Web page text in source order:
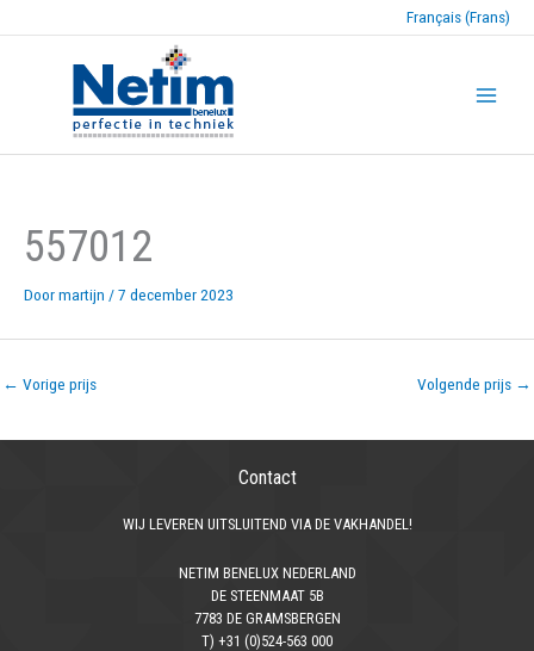
Français (Frans)
557012
Doormartijn /7 december 2023
← Vorige prijs Volgende prijs →
Contact
WIJ LEVEREN UITSLUITEND VIA DE VAKHANDEL!
NETIM BENELUX NEDERLAND
DE STEENMAAT 5B
7783 DE GRAMSBERGEN
T) +31 (0)524-563 000